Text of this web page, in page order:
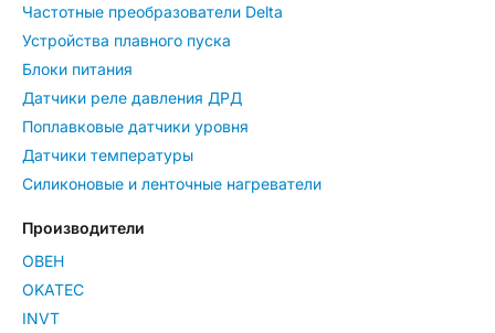
Частотные преобразователи Delta
Устройства плавного пуска
Блоки питания
Датчики реле давления ДРД
Поплавковые датчики уровня
Датчики температуры
Силиконовые и ленточные нагреватели
Производители
ОВЕН
OKATEC
INVT